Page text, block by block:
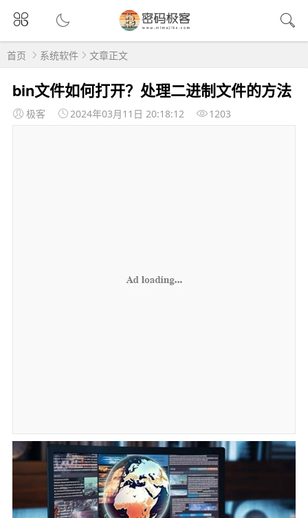
首页 系统软件 文章正文
bin文件如何打开？处理二进制文件的方法
极客 2024年03月11日 20:18:12 1203